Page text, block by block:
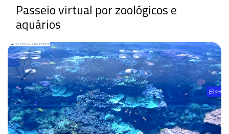
Passeio virtual por zoológicos e
aquários